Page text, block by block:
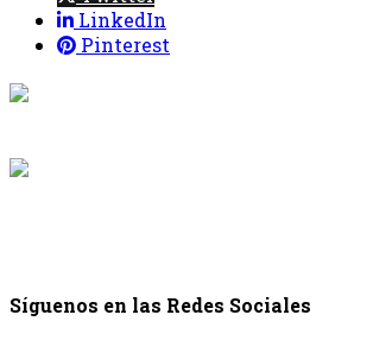
LinkedIn
Pinterest
Síguenos en las Redes Sociales